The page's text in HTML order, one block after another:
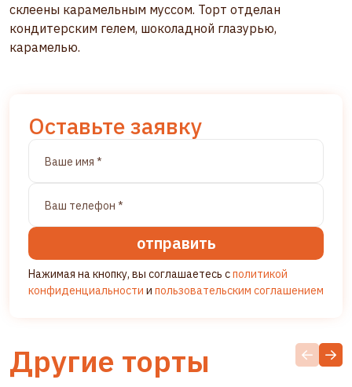
склеены карамельным муссом. Торт отделан
кондитерским гелем, шоколадной глазурью,
карамелью.
Оставьте заявку
отправить
Нажимая на кнопку, вы соглашаетесь сполитикой
конфиденциальности и пользовательским соглашением
Другие торты